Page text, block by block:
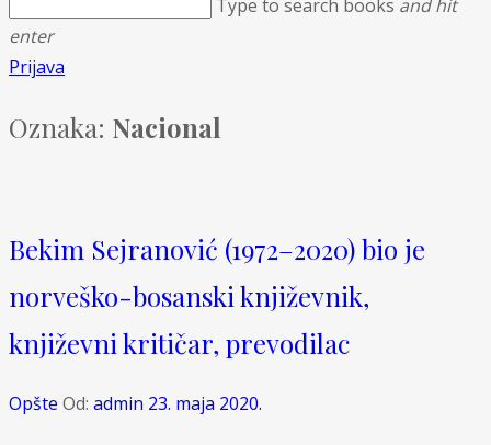
Type to search books and hit
enter
Prijava
Oznaka: Nacional
Bekim Sejranović (1972–2020) bio je
norveško-bosanski književnik,
književni kritičar, prevodilac
Opšte Od: admin 23. maja 2020.